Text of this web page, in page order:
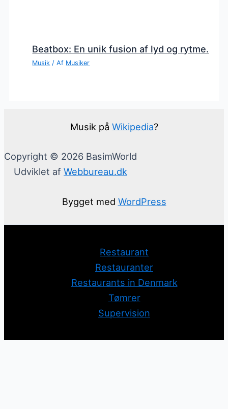
Beatbox: En unik fusion af lyd og rytme.
Musik / Af Musiker
Musik på Wikipedia?
Copyright © 2026 BasimWorld
Udviklet af Webbureau.dk
Bygget med WordPress
Restaurant
Restauranter
Restaurants in Denmark
Tømrer
Supervision